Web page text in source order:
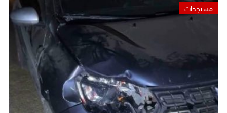
مستجدات